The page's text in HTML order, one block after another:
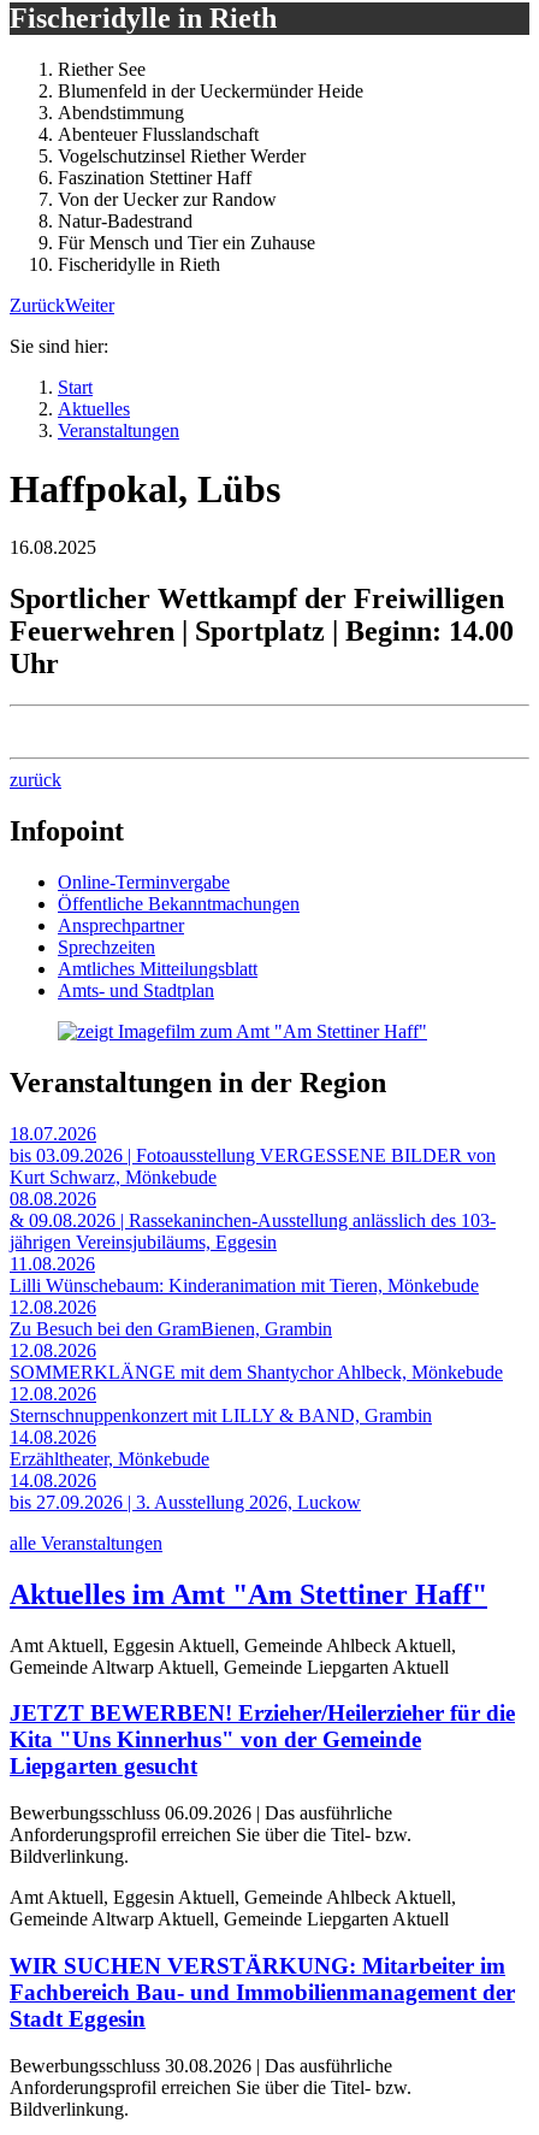
Fischeridylle in Rieth
Riether See
Blumenfeld in der Ueckermünder Heide
Abendstimmung
Abenteuer Flusslandschaft
Vogelschutzinsel Riether Werder
Faszination Stettiner Haff
Von der Uecker zur Randow
Natur-Badestrand
Für Mensch und Tier ein Zuhause
Fischeridylle in Rieth
ZurückWeiter
Sie sind hier:
Start
Aktuelles
Veranstaltungen
Haffpokal, Lübs
16.08.2025
Sportlicher Wettkampf der Freiwilligen
Feuerwehren | Sportplatz | Beginn: 14.00
Uhr
zurück
Infopoint
Online-Terminvergabe
Öffentliche Bekanntmachungen
Ansprechpartner
Sprechzeiten
Amtliches Mitteilungsblatt
Amts- und Stadtplan
Veranstaltungen in der Region
18.07.2026
bis 03.09.2026 | Fotoausstellung VERGESSENE BILDER von
Kurt Schwarz, Mönkebude
08.08.2026
& 09.08.2026 | Rassekaninchen-Ausstellung anlässlich des 103-
jährigen Vereinsjubiläums, Eggesin
11.08.2026
Lilli Wünschebaum: Kinderanimation mit Tieren, Mönkebude
12.08.2026
Zu Besuch bei den GramBienen, Grambin
12.08.2026
SOMMERKLÄNGE mit dem Shantychor Ahlbeck, Mönkebude
12.08.2026
Sternschnuppenkonzert mit LILLY & BAND, Grambin
14.08.2026
Erzähltheater, Mönkebude
14.08.2026
bis 27.09.2026 | 3. Ausstellung 2026, Luckow
alle Veranstaltungen
Aktuelles im Amt "Am Stettiner Haff"
Amt Aktuell, Eggesin Aktuell, Gemeinde Ahlbeck Aktuell,
Gemeinde Altwarp Aktuell, Gemeinde Liepgarten Aktuell
JETZT BEWERBEN! Erzieher/Heilerzieher für die
Kita "Uns Kinnerhus" von der Gemeinde
Liepgarten gesucht
Bewerbungsschluss 06.09.2026 | Das ausführliche
Anforderungsprofil erreichen Sie über die Titel- bzw.
Bildverlinkung.
Amt Aktuell, Eggesin Aktuell, Gemeinde Ahlbeck Aktuell,
Gemeinde Altwarp Aktuell, Gemeinde Liepgarten Aktuell
WIR SUCHEN VERSTÄRKUNG: Mitarbeiter im
Fachbereich Bau- und Immobilienmanagement der
Stadt Eggesin
Bewerbungsschluss 30.08.2026 | Das ausführliche
Anforderungsprofil erreichen Sie über die Titel- bzw.
Bildverlinkung.